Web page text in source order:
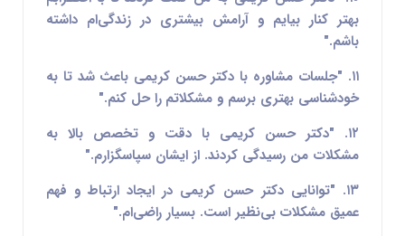
بهتر کنار بیایم و آرامش بیشتری در زندگی‌ام داشته
باشم."
۱۱. "جلسات مشاوره با دکتر حسن کریمی باعث شد تا به
خودشناسی بهتری برسم و مشکلاتم را حل کنم."
۱۲. "دکتر حسن کریمی با دقت و تخصص بالا به
مشکلات من رسیدگی کردند. از ایشان سپاسگزارم."
۱۳. "توانایی دکتر حسن کریمی در ایجاد ارتباط و فهم
عمیق مشکلات بی‌نظیر است. بسیار راضی‌ام."